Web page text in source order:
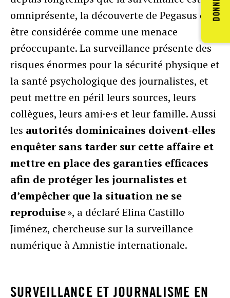
DONNER
omniprésente, la découverte de Pegasus doit
être considérée comme une menace
préoccupante. La surveillance présente des
risques énormes pour la sécurité physique et
la santé psychologique des journalistes, et
peut mettre en péril leurs sources, leurs
collègues, leurs ami·e·s et leur famille. Aussi
les autorités dominicaines doivent-elles
enquêter sans tarder sur cette affaire et
mettre en place des garanties efficaces
afin de protéger les journalistes et
d’empêcher que la situation ne se
reproduise», a déclaré Elina Castillo
Jiménez, chercheuse sur la surveillance
numérique à Amnistie internationale.
SURVEILLANCE ET JOURNALISME EN